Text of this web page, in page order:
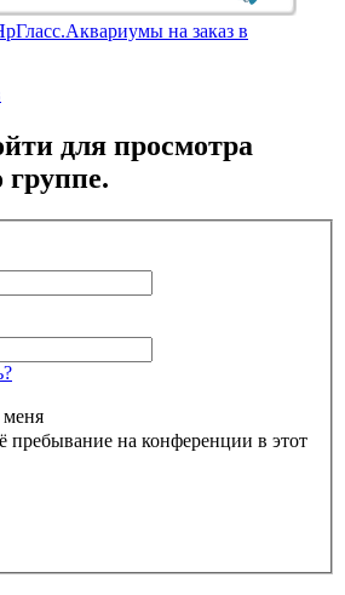
для просмотра
пребывание на конференции в этот